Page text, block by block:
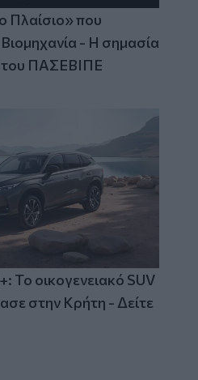
Πλαίσιο» που
- Η σημασία
ΠΑΣΕΒΙΠΕ
Το οικογενειακό SUV
στην Κρήτη - Δείτε